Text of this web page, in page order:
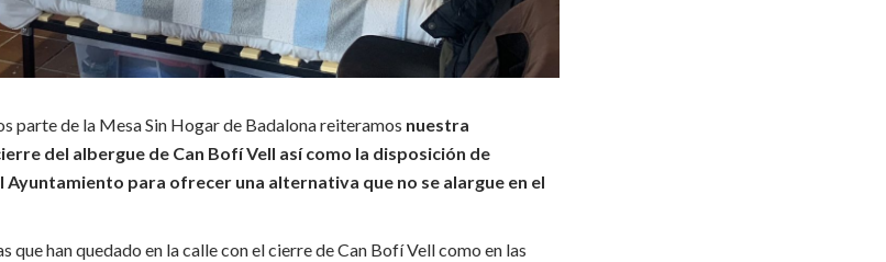
parte de la Mesa Sin Hogar de Badalona reiteramos nuestra
del albergue de Can Bofí Vell así como la disposición de
para ofrecer una alternativa que no se alargue en el
que han quedado en la calle con el cierre de Can Bofí Vell como en las